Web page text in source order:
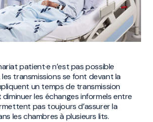
patient·e n’est pas possible
transmissions se font devant la
un temps de transmission
les échanges informels entre
pas toujours d’assurer la
les chambres à plusieurs lits.